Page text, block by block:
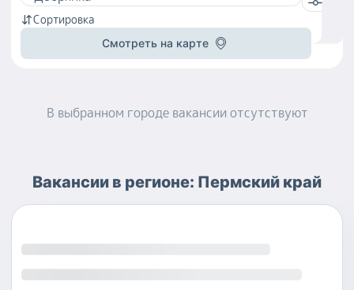
Сортировка
Смотреть на карте
В выбранном городе вакансии отсутствуют
Вакансии в регионе: Пермский край